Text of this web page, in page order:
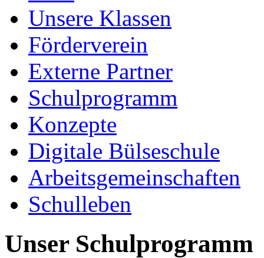
Unsere Klassen
Förderverein
Externe Partner
Schulprogramm
Konzepte
Digitale Bülseschule
Arbeitsgemeinschaften
Schulleben
Unser Schulprogramm